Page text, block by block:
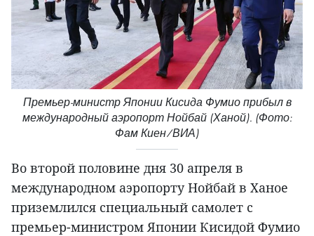
Премьер-министр Японии Кисида Фумио прибыл в
международный аэропорт Нойбай (Ханой). (Фото:
Фам Киен/ВИА)
Во второй половине дня 30 апреля в
международном аэропорту Нойбай в Ханое
приземлился специальный самолет с
премьер-министром Японии Кисидой Фумио